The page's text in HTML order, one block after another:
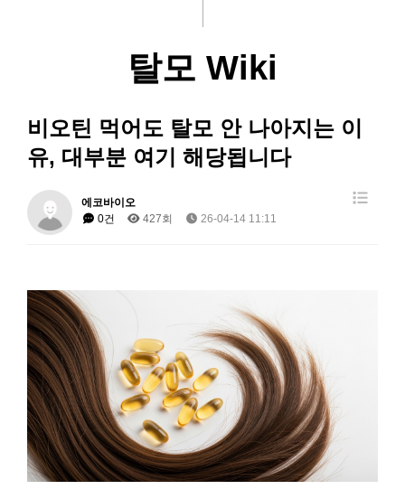
Catalogues
탈모 Wiki
탈모 Wiki
비오틴 먹어도 탈모 안 나아지는 이
유, 대부분 여기 해당됩니다
에코바이오
0건
427회 26-04-14 11:11